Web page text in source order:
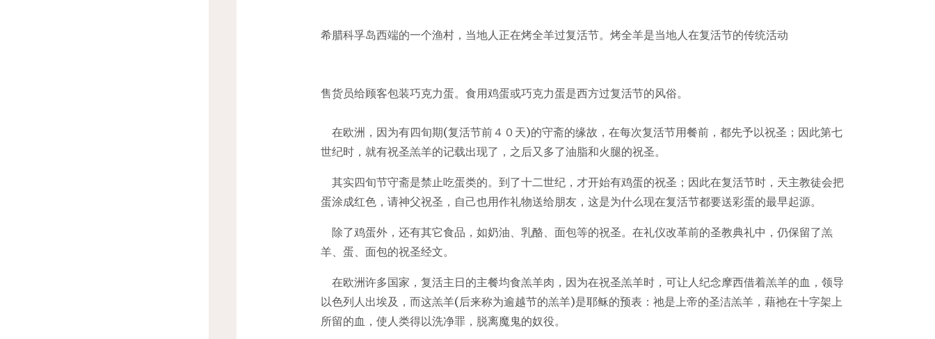
希腊科孚岛西端的一个渔村，当地人正在烤全羊过复活节。烤全羊是当地人在复活节的传统活动
售货员给顾客包装巧克力蛋。食用鸡蛋或巧克力蛋是西方过复活节的风俗。
在欧洲，因为有四旬期(复活节前４０天)的守斋的缘故，在每次复活节用餐前，都先予以祝圣；因此第七
世纪时，就有祝圣羔羊的记载出现了，之后又多了油脂和火腿的祝圣。
其实四旬节守斋是禁止吃蛋类的。到了十二世纪，才开始有鸡蛋的祝圣；因此在复活节时，天主教徒会把
蛋涂成红色，请神父祝圣，自己也用作礼物送给朋友，这是为什么现在复活节都要送彩蛋的最早起源。
除了鸡蛋外，还有其它食品，如奶油、乳酪、面包等的祝圣。在礼仪改革前的圣教典礼中，仍保留了羔
羊、蛋、面包的祝圣经文。
在欧洲许多国家，复活主日的主餐均食羔羊肉，因为在祝圣羔羊时，可让人纪念摩西借着羔羊的血，领导
以色列人出埃及，而这羔羊(后来称为逾越节的羔羊)是耶稣的预表：祂是上帝的圣洁羔羊，藉祂在十字架上
所留的血，使人类得以洗净罪，脱离魔鬼的奴役。